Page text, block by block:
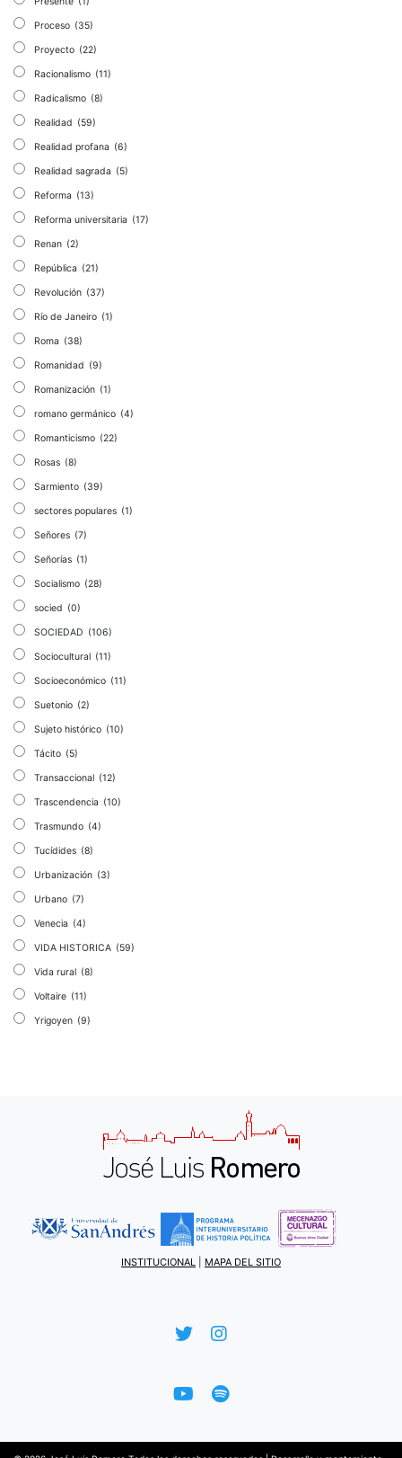
Proceso (35)
Proyecto (22)
Racionalismo (11)
Radicalismo (8)
Realidad (59)
Realidad profana (6)
Realidad sagrada (5)
Reforma (13)
Reforma universitaria (17)
Renan (2)
República (21)
Revolución (37)
Río de Janeiro (1)
Roma (38)
Romanidad (9)
Romanización (1)
romano germánico (4)
Romanticismo (22)
Rosas (8)
Sarmiento (39)
sectores populares (1)
Señores (7)
Señorías (1)
Socialismo (28)
socied (0)
SOCIEDAD (106)
Sociocultural (11)
Socioeconómico (11)
Suetonio (2)
Sujeto histórico (10)
Tácito (5)
Transaccional (12)
Trascendencia (10)
Trasmundo (4)
Tucídides (8)
Urbanización (3)
Urbano (7)
Venecia (4)
VIDA HISTORICA (59)
Vida rural (8)
Voltaire (11)
Yrigoyen (9)
INSTITUCIONAL MAPA DEL SITIO